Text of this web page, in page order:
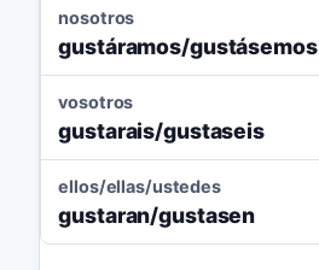
nosotros
gustáramos/gustásemos
vosotros
gustarais/gustaseis
ellos/ellas/ustedes
gustaran/gustasen